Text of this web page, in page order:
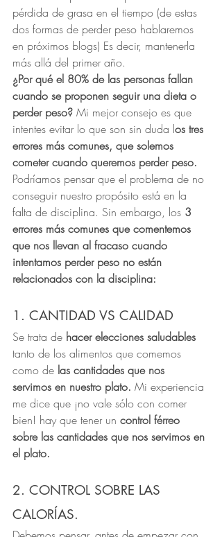
pérdida de grasa en el tiempo (de estas
dos formas de perder peso hablaremos
en próximos blogs) Es decir, mantenerla
más allá del primer año.
¿Por qué el 80% de las personas fallan
cuando se proponen seguir una dieta o
perder peso? Mi mejor consejo es que
intentes evitar lo que son sin duda los tres
errores más comunes, que solemos
cometer cuando queremos perder peso.
Podríamos pensar que el problema de no
conseguir nuestro propósito está en la
falta de disciplina. Sin embargo, los 3
errores más comunes que comentemos
que nos llevan al fracaso cuando
intentamos perder peso no están
relacionados con la disciplina:
1. CANTIDAD VS CALIDAD
Se trata de hacer elecciones saludables
tanto de los alimentos que comemos
como de las cantidades que nos
servimos en nuestro plato. Mi experiencia
me dice que ¡no vale sólo con comer
bien! hay que tener un control férreo
sobre las cantidades que nos servimos en
el plato.
2. CONTROL SOBRE LAS
CALORÍAS.